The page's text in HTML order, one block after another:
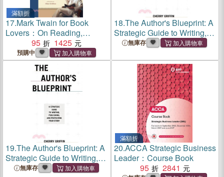
滿額折
17.Mark Twain for Book
Lovers：On Reading,
Writing, and Publishing
95 1425
預購中
18.The Author's Blueprint: A
Strategic Guide to Writing,
Publishing, and Protecting
無庫存
19.The Author's Blueprint: A
Strategic Guide to Writing,
Publishing, and Protecting
無庫存
滿額折
20.ACCA Strategic Business
Leader：Course Book
95
2841